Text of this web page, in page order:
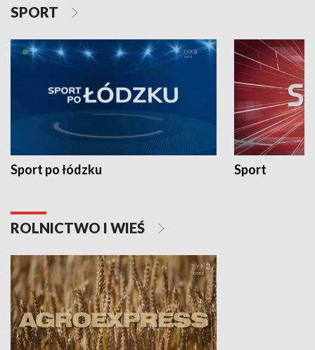
SPORT
Sport po łódzku Sport
ROLNICTWO I WIEŚ